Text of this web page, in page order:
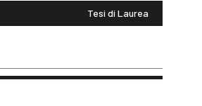
Tesi di Laurea